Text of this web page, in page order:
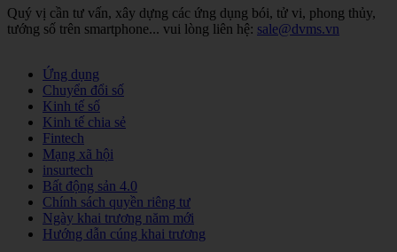
Quý vị cần tư vấn, xây dựng các ứng dụng bói, tử vi, phong thủy,
tướng số trên smartphone... vui lòng liên hệ: sale@dvms.vn
Ứng dụng
Chuyển đổi số
Kinh tế số
Kinh tế chia sẻ
Fintech
Mạng xã hội
insurtech
Bất động sản 4.0
Chính sách quyền riêng tư
Ngày khai trương năm mới
Hướng dẫn cúng khai trương